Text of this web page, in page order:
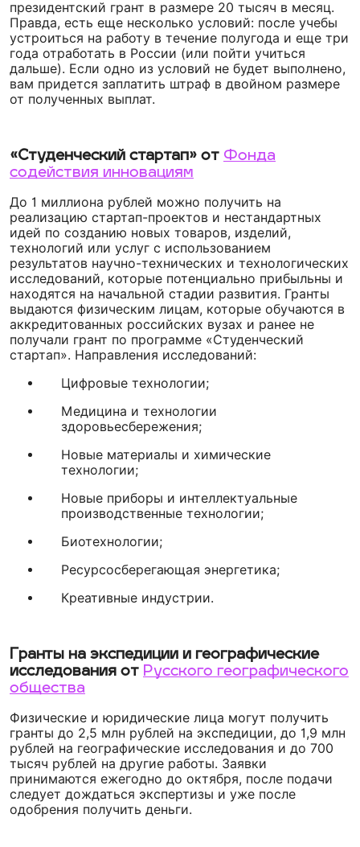
президентский грант в размере 20 тысяч в месяц.
Правда, есть еще несколько условий: после учебы
устроиться на работу в течение полугода и еще три
года отработать в России (или пойти учиться
дальше). Если одно из условий не будет выполнено,
вам придется заплатить штраф в двойном размере
от полученных выплат.
«Студенческий стартап» от Фонда
содействия инновациям
До 1 миллиона рублей можно получить на
реализацию стартап-проектов и нестандартных
идей по созданию новых товаров, изделий,
технологий или услуг с использованием
результатов научно-технических и технологических
исследований, которые потенциально прибыльны и
находятся на начальной стадии развития. Гранты
выдаются физическим лицам, которые обучаются в
аккредитованных российских вузах и ранее не
получали грант по программе «Студенческий
стартап». Направления исследований:
Цифровые технологии;
Медицина и технологии
здоровьесбережения;
Новые материалы и химические
технологии;
Новые приборы и интеллектуальные
производственные технологии;
Биотехнологии;
Ресурсосберегающая энергетика;
Креативные индустрии.
Гранты на экспедиции и географические
исследования от Русского географического
общества
Физические и юридические лица могут получить
гранты до 2,5 млн рублей на экспедиции, до 1,9 млн
рублей на географические исследования и до 700
тысяч рублей на другие работы. Заявки
принимаются ежегодно до октября, после подачи
следует дождаться экспертизы и уже после
одобрения получить деньги.